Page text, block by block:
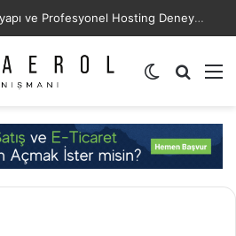
Verigom ile Güçlü Altyapı ve Profesyonel Hosting Deneyimi
Dış